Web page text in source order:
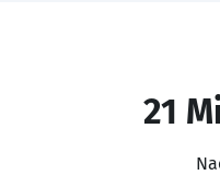
21